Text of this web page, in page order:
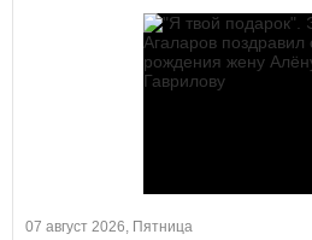
07 август 2026, Пятница